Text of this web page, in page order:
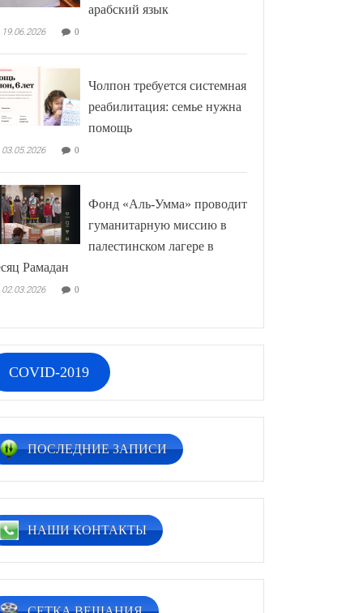
арабский язык
19.06.2026 0
Чолпон требуется системная
реабилитация: семье нужна
помощь
03.05.2026 0
Фонд «Аль-Умма» проводит
гуманитарную миссию в
палестинском лагере в
Рамадан
02.03.2026 0
COVID-2019
ПОСЛЕДНИЕ ЗАПИСИ
НАШИ КОНТАКТЫ